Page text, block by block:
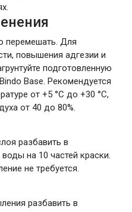
перемешать. Для
повышения адгезии и
подготовленную
Base. Рекомендуется
от +5 °C до +30 °C,
от 40 до 80%.
разбавить в
на 10 частей краски.
не требуется.
разбавить в